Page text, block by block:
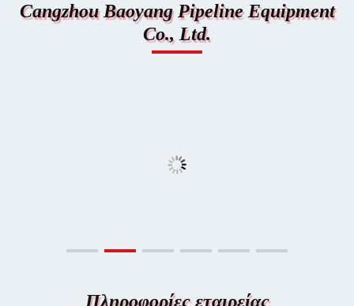
Cangzhou Baoyang Pipeline Equipment
Co., Ltd.
Πληροφορίες εταιρείας